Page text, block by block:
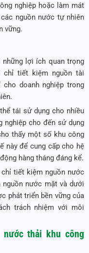
nghiệp hoặc làm mát
nguồn nước tự nhiên
vững.
lợi ích quan trọng
tiết kiệm nguồn tài
doanh nghiệp trong
tái sử dụng cho nhiều
nghiệp cho đến sử dụng
thấy một số khu công
này để cung cấp cho hệ
hàng tháng đáng kể.
tiết kiệm nguồn nước
nước mặt và dưới
phát triển bền vững của
trách nhiệm với môi
thải khu công